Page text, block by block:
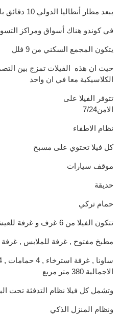
يبعد مطار أنطاليا الدولي 10 دقائق بالسيارة
في كوندو هناك أسواق ومراكز
يتكون المجمع السكني من 9 فلل
حيث ان هذه الفيلات تمزج بين
الكلاسيكية معا في ان واحد
تتوفر الفيلا على
الامن7/24
نظام الاطفاء
كل فيلا تحتوي على مسبح
موقف سيارات
حديقة
حمام تركي
تتكون الفيلا من 6 غرف و غرفة للعيش
مطبخ مفتوح , غرفة للملابس , غرفة
الاجمالية 380 متر مربع
وتشمل كل فيلا نظام التدفئة تحت
ونظام المنزل الذكي